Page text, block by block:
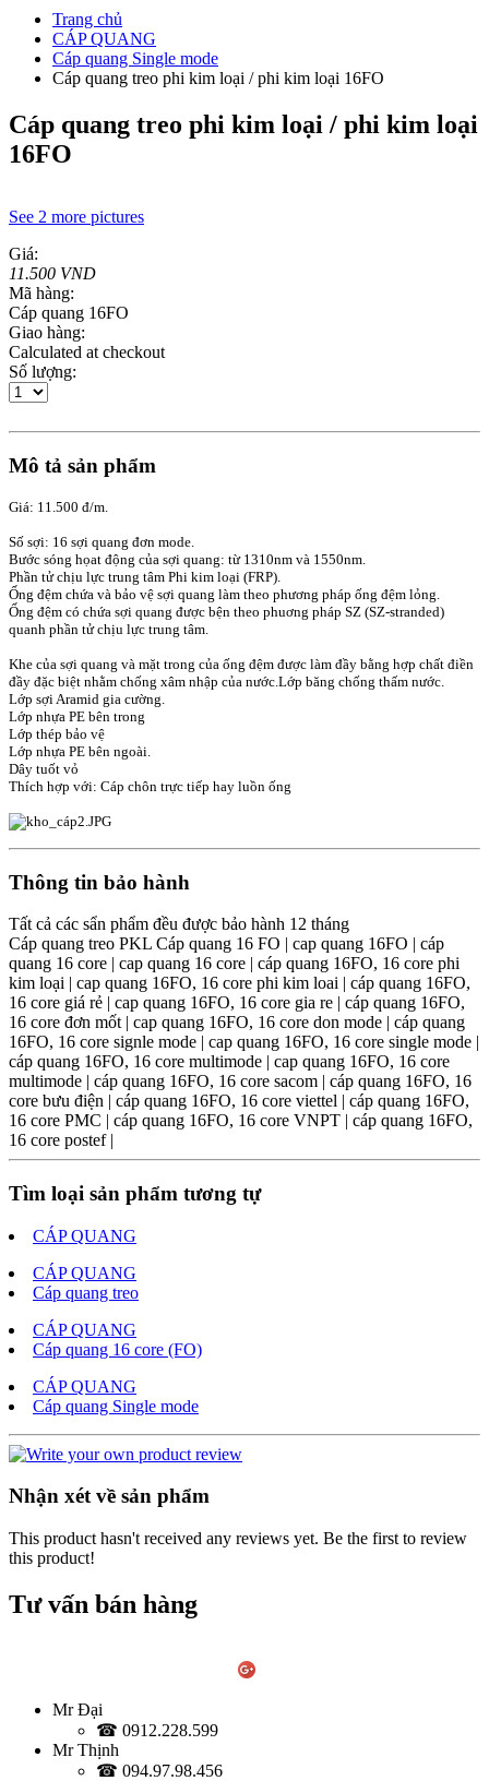
Trang chủ
CÁP QUANG
Cáp quang Single mode
Cáp quang treo phi kim loại / phi kim loại 16FO
Cáp quang treo phi kim loại / phi kim loại
16FO
See 2 more pictures
Giá:
11.500 VND
Mã hàng:
Cáp quang 16FO
Giao hàng:
Calculated at checkout
Số lượng:
Mô tả sản phẩm
Giá: 11.500 đ/m.
Số sợi: 16 sợi quang đơn mode.
Bước sóng họat động của sợi quang: từ 1310nm và 1550nm.
Phần tử chịu lực trung tâm Phi kim loại (FRP).
Ống đệm chứa và bảo vệ sợi quang làm theo phương pháp ống đệm lỏng.
Ống đệm có chứa sợi quang được bện theo phuơng pháp SZ (SZ-stranded)
quanh phần tử chịu lực trung tâm.
Khe của sợi quang và mặt trong của ống đệm được làm đầy bằng hợp chất điền
đầy đặc biệt nhằm chống xâm nhập của nước.Lớp băng chống thấm nước.
Lớp sợi Aramid gia cường.
Lớp nhựa PE bên trong
Lớp thép bảo vệ
Lớp nhựa PE bên ngoài.
Dây tuốt vỏ
Thích hợp với: Cáp chôn trực tiếp hay luồn ống
Thông tin bảo hành
Tất cả các sẩn phẩm đều được bảo hành 12 tháng
Cáp quang treo PKL Cáp quang 16 FO | cap quang 16FO | cáp
quang 16 core | cap quang 16 core | cáp quang 16FO, 16 core phi
kim loại | cap quang 16FO, 16 core phi kim loai | cáp quang 16FO,
16 core giá rẻ | cap quang 16FO, 16 core gia re | cáp quang 16FO,
16 core đơn mốt | cap quang 16FO, 16 core don mode | cáp quang
16FO, 16 core signle mode | cap quang 16FO, 16 core single mode |
cáp quang 16FO, 16 core multimode | cap quang 16FO, 16 core
multimode | cáp quang 16FO, 16 core sacom | cáp quang 16FO, 16
core bưu điện | cáp quang 16FO, 16 core viettel | cáp quang 16FO,
16 core PMC | cáp quang 16FO, 16 core VNPT | cáp quang 16FO,
16 core postef |
Tìm loại sản phẩm tương tự
CÁP QUANG
CÁP QUANG
Cáp quang treo
CÁP QUANG
Cáp quang 16 core (FO)
CÁP QUANG
Cáp quang Single mode
Nhận xét về sản phẩm
This product hasn't received any reviews yet. Be the first to review
this product!
Tư vấn bán hàng
Mr Đại
☎ 0912.228.599
Mr Thịnh
☎ 094.97.98.456